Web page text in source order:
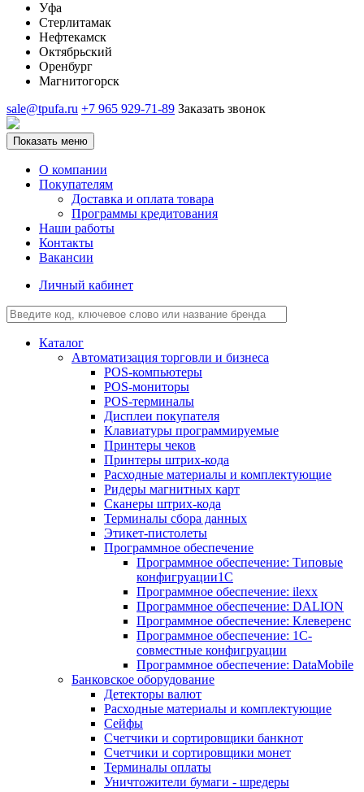
Уфа
Стерлитамак
Нефтекамск
Октябрьский
Оренбург
Магнитогорск
sale@tpufa.ru +7 965 929-71-89 Заказать звонок
Показать меню
О компании
Покупателям
Доставка и оплата товара
Программы кредитования
Наши работы
Контакты
Вакансии
Личный кабинет
Каталог
Автоматизация торговли и бизнеса
POS-компьютеры
POS-мониторы
POS-терминалы
Дисплеи покупателя
Клавиатуры программируемые
Принтеры чеков
Принтеры штрих-кода
Расходные материалы и комплектующие
Ридеры магнитных карт
Сканеры штрих-кода
Терминалы сбора данных
Этикет-пистолеты
Программное обеспечение
Программное обеспечение: Типовые
конфигруации1С
Программное обеспечение: ilexx
Программное обеспечение: DALION
Программное обеспечение: Клеверенс
Программное обеспечение: 1С-
совместные конфигруации
Программное обеспечение: DataMobile
Банковское оборудование
Детекторы валют
Расходные материалы и комплектующие
Сейфы
Счетчики и сортировщики банкнот
Счетчики и сортировщики монет
Терминалы оплаты
Уничтожители бумаги - шредеры